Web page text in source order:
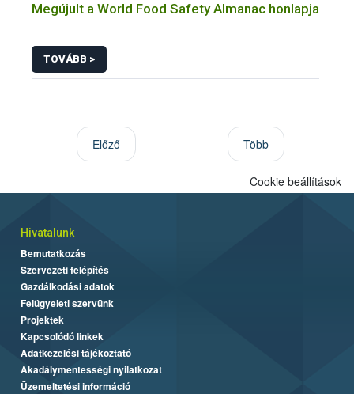
Megújult a World Food Safety Almanac honlapja
TOVÁBB >
Előző Több
Cookie beállítások
Hivatalunk
Bemutatkozás
Szervezeti felépítés
Gazdálkodási adatok
Felügyeleti szervünk
Projektek
Kapcsolódó linkek
Adatkezelési tájékoztató
Akadálymentességi nyilatkozat
Üzemeltetési információ